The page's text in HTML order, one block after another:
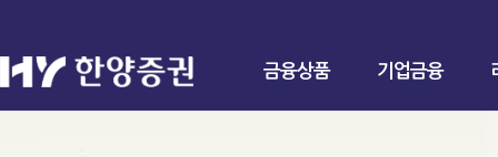
금융상품 기업금융